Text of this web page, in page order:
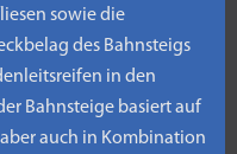
sowie die
des Bahnsteigs
in den
Bahnsteige basiert auf
auch in Kombination